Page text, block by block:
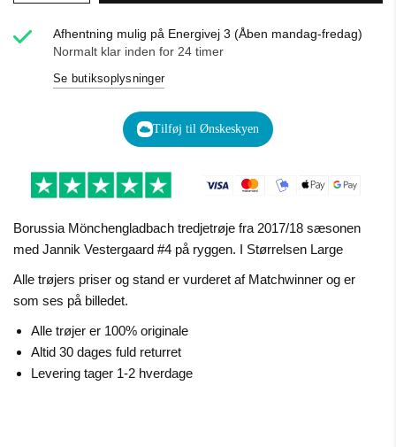
Afhentning mulig på Energivej 3 (Åben mandag-fredag)
Normalt klar inden for 24 timer
Se butiksoplysninger
Tilføj til Ønskeskyen
Borussia Mönchengladbach tredjetrøje fra 2017/18 sæsonen
med Jannik Vestergaard #4 på ryggen. I Størrelsen Large
Alle trøjers priser og stand er vurderet af Matchwinner og er
som ses på billedet.
Alle trøjer er 100% originale
Altid 30 dages fuld returret
Levering tager 1-2 hverdage